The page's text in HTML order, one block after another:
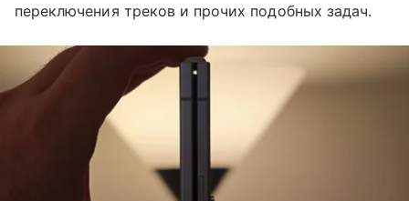
переключения треков и прочих подобных задач.